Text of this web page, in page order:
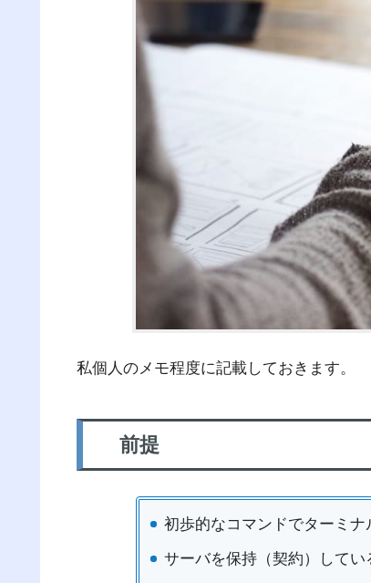
私個人のメモ程度に記載しておきます。
前提
初歩的なコマンドでターミナ
サーバを保持（契約）してい